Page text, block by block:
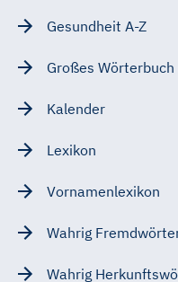
Gesundheit A-Z
Großes
Kalender
Lexikon
Vornamenlexikon
Wahrig
Wahrig